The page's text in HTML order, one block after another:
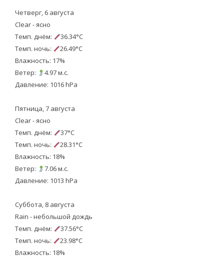
Четверг, 6 августа
Clear - ясно
Темп. днём:
36.34°C
Темп. ночь:
26.49°C
Влажность: 17%
Ветер:
4.97 м.с.
Давление: 1016 hPa
Пятница, 7 августа
Clear - ясно
Темп. днём:
37°C
Темп. ночь:
28.31°C
Влажность: 18%
Ветер:
7.06 м.с.
Давление: 1013 hPa
Суббота, 8 августа
Rain - небольшой дождь
Темп. днём:
37.56°C
Темп. ночь:
23.98°C
Влажность: 18%